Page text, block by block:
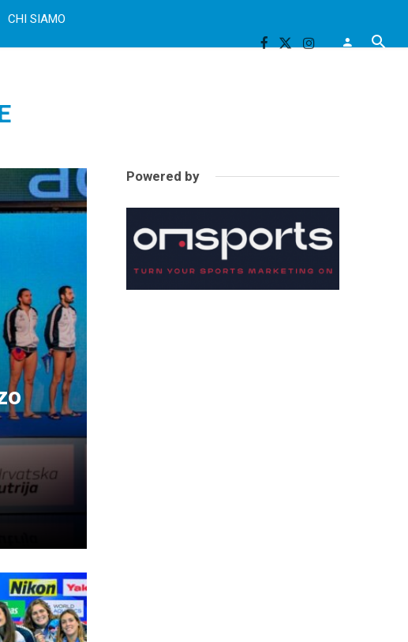
CHI SIAMO
Powered by